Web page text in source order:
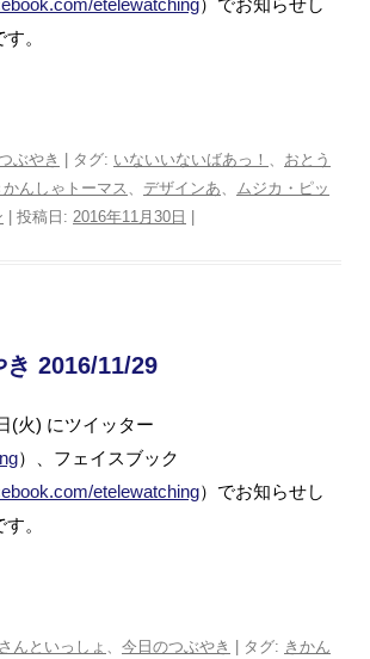
etelewatching）でお知らせし
。
ぶやき | タグ: いないいないばあっ！ 、 おとう
かんしゃトーマス 、 デザインあ、 ムジカ・ピッ
| 投稿日: 2016年11月30日
2016/11/29
(火) にツイッター
）、フェイスブック
etelewatching）でお知らせし
。
んといっしょ 、 今日のつぶやき | タグ: きかん